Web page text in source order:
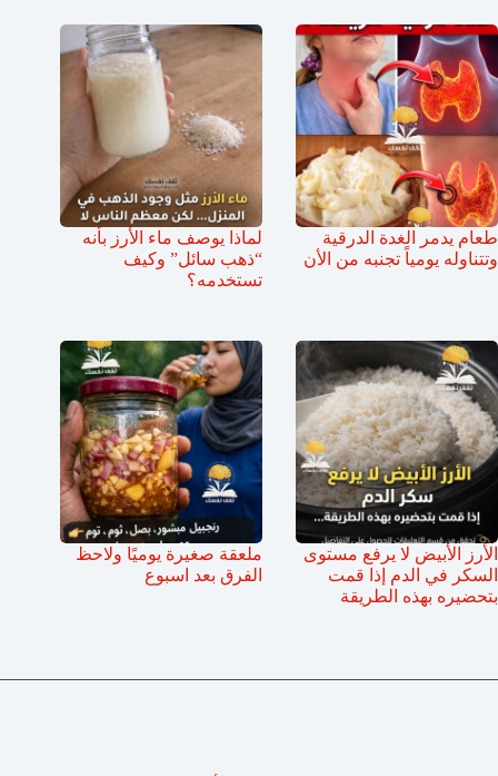
طعام يدمر الغدة الدرقية
وتتناوله يومياً تجنبه من الأن
لماذا يوصف ماء الأرز بأنه
“ذهب سائل” وكيف
تستخدمه؟
الأرز الأبيض لا يرفع مستوى
السكر في الدم إذا قمت
بتحضيره بهذه الطريقة
ملعقة صغيرة يوميًا ولاحظ
الفرق بعد اسبوع